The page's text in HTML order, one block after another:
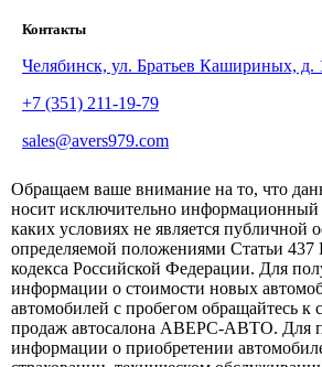
Контакты
Челябинск, ул. Братьев Кашириных, д.
+7 (351) 211-19-79
sales@avers979.com
Обращаем ваше внимание на то, что
носит исключительно информационный
каких условиях не является публичной
определяемой положениями Статьи 437
кодекса Российской Федерации. Для
информации о стоимости новых
автомобилей с пробегом обращайтесь к
продаж автосалона АВЕРС-АВТО. Для
информации о приобретении